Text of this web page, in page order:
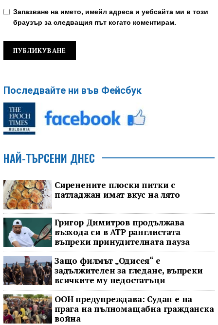
Запазване на името, имейл адреса и уебсайта ми в този
браузър за следващия път когато коментирам.
Последвайте ни във Фейсбук
НАЙ-ТЪРСЕНИ ДНЕС
Сиренените плоски питки с
патладжан имат вкус на лято
Григор Димитров продължава
възхода си в ATP ранглистата
въпреки принудителната пауза
Защо филмът „Одисея“ е
задължителен за гледане, въпреки
всичките му недостатъци
ООН предупреждава: Судан е на
прага на пълномащабна гражданска
война